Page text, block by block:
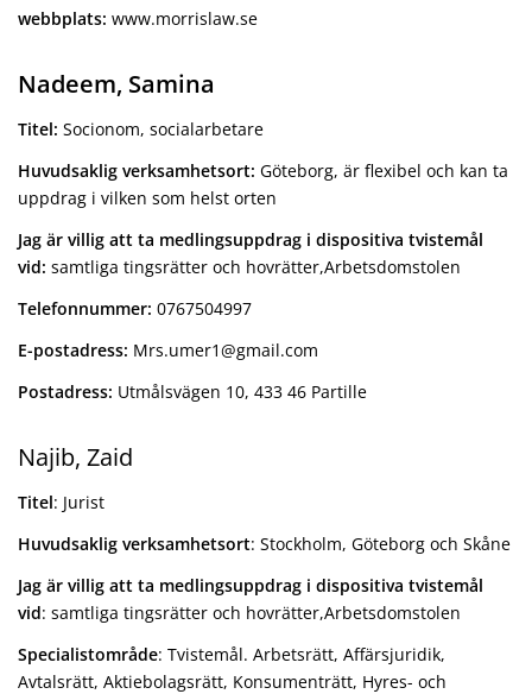
webbplats: www.morrislaw.se
Nadeem, Samina
Titel: Socionom, socialarbetare
Huvudsaklig verksamhetsort: Göteborg, är flexibel och kan ta
uppdrag i vilken som helst orten
Jag är villig att ta medlingsuppdrag i dispositiva tvistemål
vid: samtliga tingsrätter och hovrätter,Arbetsdomstolen
Telefonnummer: 0767504997
E-postadress: Mrs.umer1@gmail.com
Postadress: Utmålsvägen 10, 433 46 Partille
Najib, Zaid
Titel: Jurist
Huvudsaklig verksamhetsort: Stockholm, Göteborg och Skåne
Jag är villig att ta medlingsuppdrag i dispositiva tvistemål
vid: samtliga tingsrätter och hovrätter,Arbetsdomstolen
Specialistområde: Tvistemål. Arbetsrätt, Affärsjuridik,
Avtalsrätt, Aktiebolagsrätt, Konsumenträtt, Hyres- och